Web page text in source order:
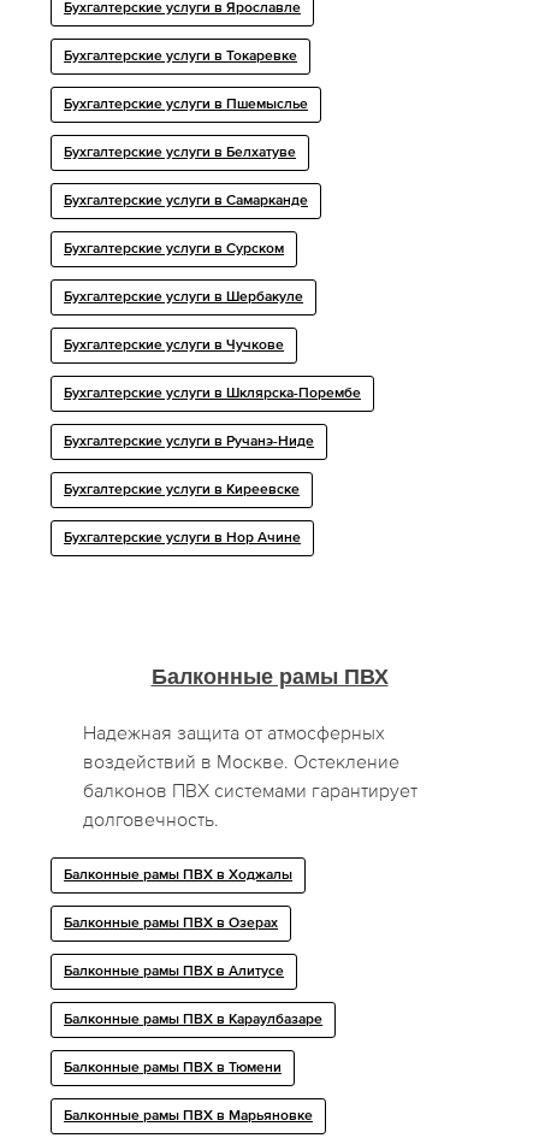
Бухгалтерские услуги в Ярославле
Бухгалтерские услуги в Токаревке
Бухгалтерские услуги в Пшемыслье
Бухгалтерские услуги в Белхатуве
Бухгалтерские услуги в Самарканде
Бухгалтерские услуги в Сурском
Бухгалтерские услуги в Шербакуле
Бухгалтерские услуги в Чучкове
Бухгалтерские услуги в Шклярска-Порембе
Бухгалтерские услуги в Ручанэ-Ниде
Бухгалтерские услуги в Киреевске
Бухгалтерские услуги в Нор Ачине
Балконные рамы ПВХ
Надежная защита от атмосферных
воздействий в Москве. Остекление
балконов ПВХ системами гарантирует
долговечность.
Балконные рамы ПВХ в Ходжалы
Балконные рамы ПВХ в Озерах
Балконные рамы ПВХ в Алитусе
Балконные рамы ПВХ в Караулбазаре
Балконные рамы ПВХ в Тюмени
Балконные рамы ПВХ в Марьяновке